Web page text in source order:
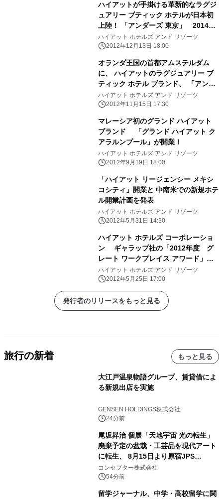
ハイアットが手掛ける革新的なラグジ
ュアリー ブティック ホテルが日本初
上陸！ 「アンダーズ 東京」 2014年
に開業
ハイアット ホテルズ アンド リゾーツ
2012年12月13日 18:00
オランダ王国の首都アムステルダム
に、 ハイアットのラグジュアリー ブ
ティック ホテル ブランド、 「アンダ
ーズ アムステルダム プリンセングラ
フト」が開業！
ハイアット ホテルズ アンド リゾーツ
2012年11月15日 17:30
マレーシア初のグランド ハイアット
ブランド 「グランド ハイアット ク
アラルンプール」が開業！
ハイアット ホテルズ アンド リゾーツ
2012年9月19日 18:00
「ハイアット リージェンシー メキシ
コシティ」開業と 中南米での新規ホテ
ル開業計画を発表
ハイアット ホテルズ アンド リゾーツ
2012年5月31日 14:30
ハイアット ホテルズ コーポレーショ
ン ギャラップ社の「2012年度 グ
レート ワークプレイス アワード」を
受賞 ～世界で“働きがいのある企
業”の1社に選出～
ハイアット ホテルズ アンド リゾーツ
2012年5月25日 17:00
発行者のリリースをもっと見る
旅行の新着 もっと見る
大江戸温泉物語グループ、賃貸借によ
る新規出店を実施
GENSEN HOLDINGS株式会社
24分前
尾坂昇治 個展「天地宇宙 光の転生」
廃棄予定の盆栽・工芸品を現代アート
に転生、 8月15日より原宿JPS
Galleryにて約30点を展示
コンセプター株式会社
54分前
留学ジャーナル、中学・高校留学に関